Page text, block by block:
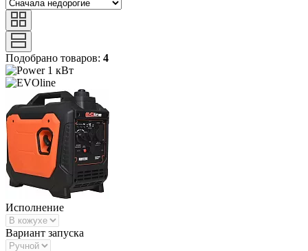
Подобрано товаров: 4
1 кВт
Исполнение
Вариант запуска